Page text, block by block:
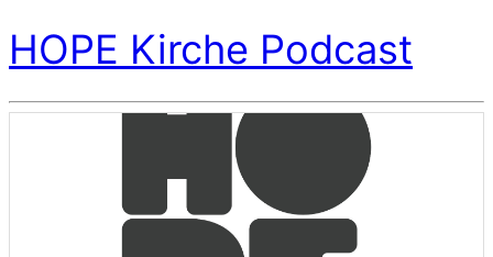
HOPE Kirche Podcast